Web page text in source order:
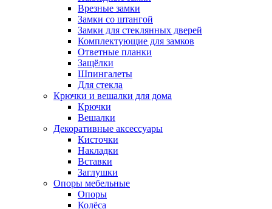
Врезные замки
Замки со штангой
Замки для стеклянных дверей
Комплектующие для замков
Ответные планки
Защёлки
Шпингалеты
Для стекла
Крючки и вешалки для дома
Крючки
Вешалки
Декоративные аксессуары
Кисточки
Накладки
Вставки
Заглушки
Опоры мебельные
Опоры
Колёса